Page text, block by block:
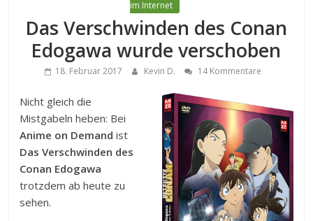
im Internet
Das Verschwinden des Conan
Edogawa wurde verschoben
18. Februar 2017 Kevin D. 14 Kommentare
Nicht gleich die
Mistgabeln heben: Bei
Anime on Demand ist
Das Verschwinden des
Conan Edogawa
trotzdem ab heute zu
sehen.